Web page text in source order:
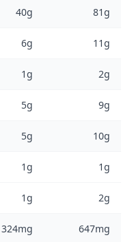
40g 81g
6g 11g
1g 2g
5g 9g
5g 10g
1g 1g
1g 2g
324mg 647mg